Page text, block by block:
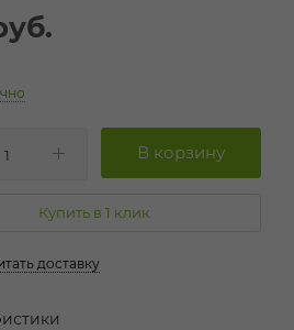
Купить в 1 клик
доставку